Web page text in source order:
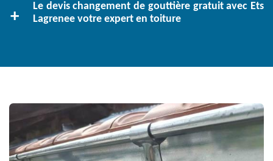
Le devis changement de gouttière gratuit avec Ets
Lagrenee votre expert en toiture